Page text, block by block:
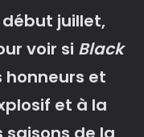
juillet,
voir si Black
et
et à la